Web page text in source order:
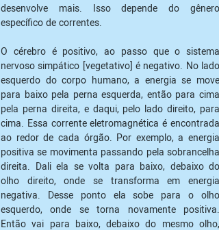
desenvolve mais. Isso depende do gênero
específico de correntes.
O cérebro é positivo, ao passo que o sistema
nervoso simpático [vegetativo] é negativo. No lado
esquerdo do corpo humano, a energia se move
para baixo pela perna esquerda, então para cima
pela perna direita, e daqui, pelo lado direito, para
cima. Essa corrente eletromagnética é encontrada
ao redor de cada órgão. Por exemplo, a energia
positiva se movimenta passando pela sobrancelha
direita. Dali ela se volta para baixo, debaixo do
olho direito, onde se transforma em energia
negativa. Desse ponto ela sobe para o olho
esquerdo, onde se torna novamente positiva.
Então vai para baixo, debaixo do mesmo olho,